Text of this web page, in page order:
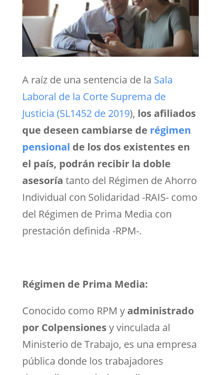
A raíz de una sentencia de la Sala
Laboral de la Corte Suprema de
Justicia (SL1452 de 2019), los afiliados
que deseen cambiarse de régimen
pensional de los dos existentes en
el país, podrán recibir la doble
asesoría tanto del Régimen de Ahorro
Individual con Solidaridad -RAIS- como
del Régimen de Prima Media con
prestación definida -RPM-.
Régimen de Prima Media:
Conocido como RPM y administrado
por Colpensionesy vinculada al
Ministerio de Trabajo, es una empresa
pública donde los trabajadores